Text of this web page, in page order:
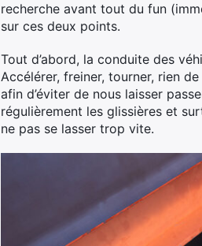
recherche avant tout du fun
sur ces deux points.
Tout d’abord, la conduite des
Accélérer, freiner, tourner, rien
afin d’éviter de nous laisser
régulièrement les glissières et
ne pas se lasser trop vite.